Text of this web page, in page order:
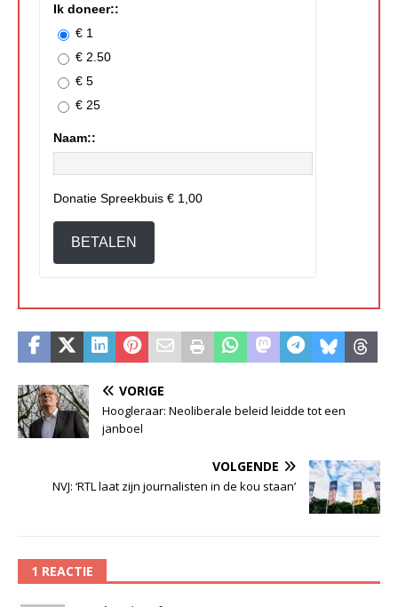
Ik doneer::
€ 1
€ 2.50
€ 5
€ 25
Naam::
Donatie Spreekbuis € 1,00
BETALEN
VORIGE
Hoogleraar: Neoliberale beleid leidde tot een
janboel
VOLGENDE
NVJ: ‘RTL laat zijn journalisten in de kou staan’
1 REACTIE